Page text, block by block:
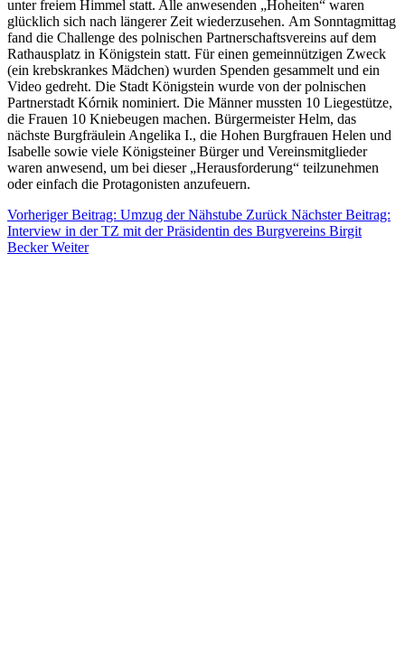
unter freiem Himmel statt. Alle anwesenden „Hoheiten“ waren
glücklich sich nach längerer Zeit wiederzusehen. Am Sonntagmittag
fand die Challenge des polnischen Partnerschaftsvereins auf dem
Rathausplatz in Königstein statt. Für einen gemeinnützigen Zweck
(ein krebskrankes Mädchen) wurden Spenden gesammelt und ein
Video gedreht. Die Stadt Königstein wurde von der polnischen
Partnerstadt Kórnik nominiert. Die Männer mussten 10 Liegestütze,
die Frauen 10 Kniebeugen machen. Bürgermeister Helm, das
nächste Burgfräulein Angelika I., die Hohen Burgfrauen Helen und
Isabelle sowie viele Königsteiner Bürger und Vereinsmitglieder
waren anwesend, um bei dieser „Herausforderung“ teilzunehmen
oder einfach die Protagonisten anzufeuern.
Vorheriger Beitrag: Umzug der Nähstube Zurück Nächster Beitrag:
Interview in der TZ mit der Präsidentin des Burgvereins Birgit
BeckerWeiter